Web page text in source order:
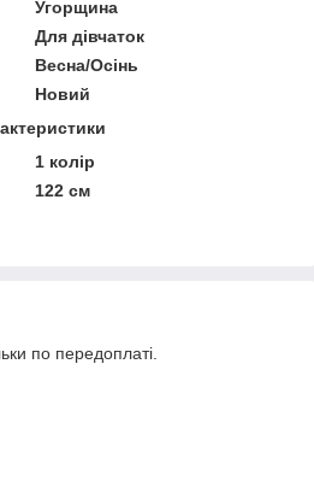
Угорщина
Для дівчаток
Весна/Осінь
Новий
1 колір
122 см
по передоплаті.